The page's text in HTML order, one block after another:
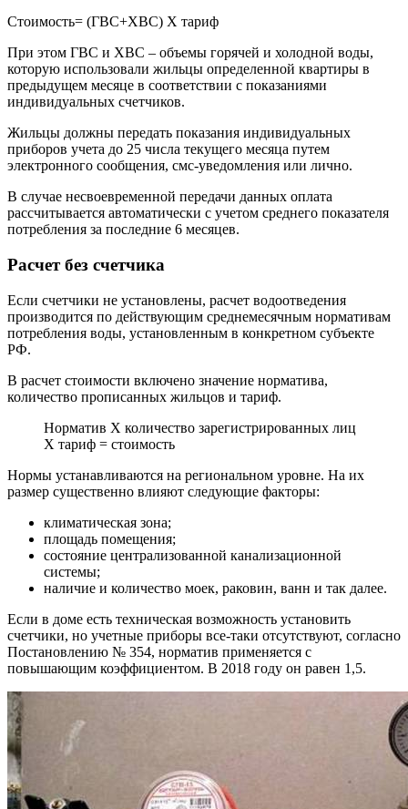
Стоимость= (ГВС+ХВС) Х тариф
При этом ГВС и ХВС – объемы горячей и холодной воды,
которую использовали жильцы определенной квартиры в
предыдущем месяце в соответствии с показаниями
индивидуальных счетчиков.
Жильцы должны передать показания индивидуальных
приборов учета до 25 числа текущего месяца путем
электронного сообщения, смс-уведомления или лично.
В случае несвоевременной передачи данных оплата
рассчитывается автоматически с учетом среднего показателя
потребления за последние 6 месяцев.
Расчет без счетчика
Если счетчики не установлены, расчет водоотведения
производится по действующим среднемесячным нормативам
потребления воды, установленным в конкретном субъекте
РФ.
В расчет стоимости включено значение норматива,
количество прописанных жильцов и тариф.
Норматив Х количество зарегистрированных лиц
Х тариф = стоимость
Нормы устанавливаются на региональном уровне. На их
размер существенно влияют следующие факторы:
климатическая зона;
площадь помещения;
состояние централизованной канализационной
системы;
наличие и количество моек, раковин, ванн и так далее.
Если в доме есть техническая возможность установить
счетчики, но учетные приборы все-таки отсутствуют, согласно
Постановлению № 354, норматив применяется с
повышающим коэффициентом. В 2018 году он равен 1,5.